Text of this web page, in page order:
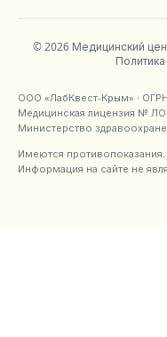
©2026 Медицинский
ООО «ЛабКвест-Крым» · ОГРН
Медицинская лицензия №
Министерство
Имеются
Информация на сайте не